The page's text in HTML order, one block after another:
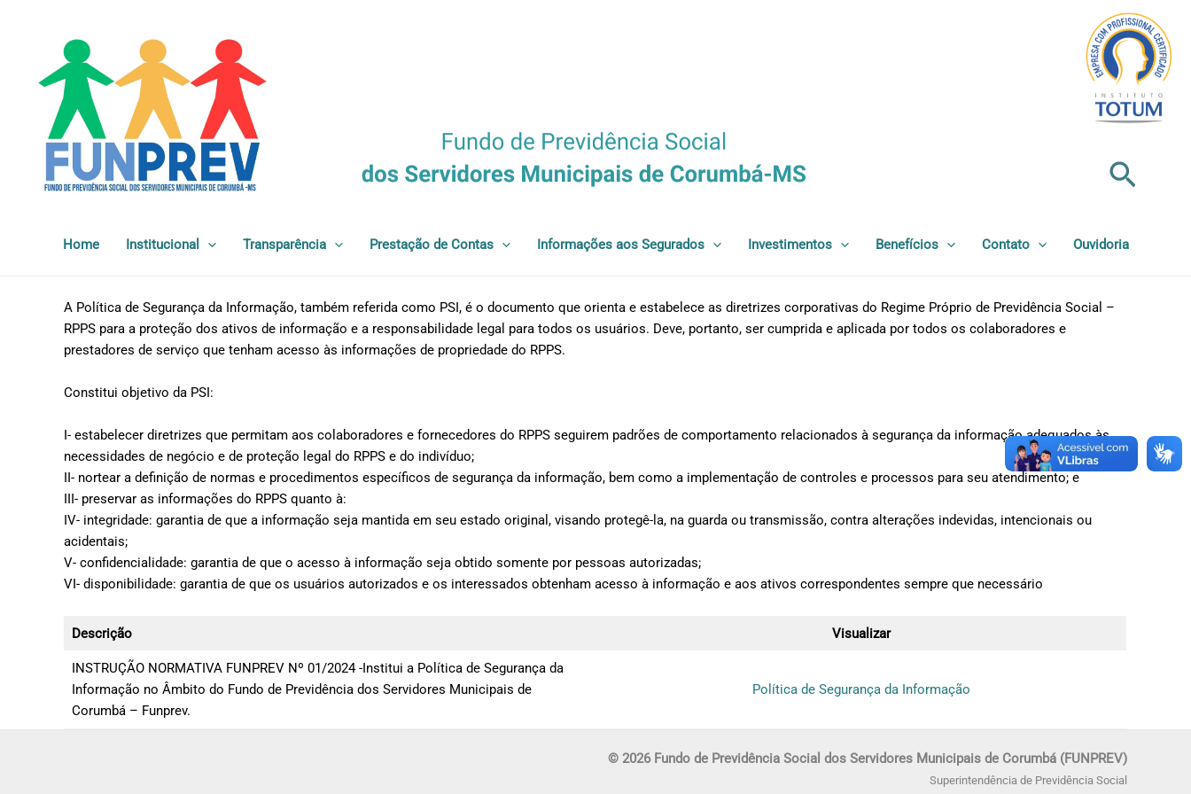
conteúdo
Home Institucional Transparência Prestação de Contas Informações aos Segurados Investimentos Benefícios Contato Ouvidoria
A Política de Segurança da Informação, também referida como PSI, é o documento que orienta e estabelece as diretrizes corporativas do Regime Próprio de Previdência Social –
RPPS para a proteção dos ativos de informação e a responsabilidade legal para todos os usuários. Deve, portanto, ser cumprida e aplicada por todos os colaboradores e
prestadores de serviço que tenham acesso às informações de propriedade do RPPS.
Constitui objetivo da PSI:
I- estabelecer diretrizes que permitam aos colaboradores e fornecedores do RPPS seguirem padrões de comportamento relacionados à segurança da informação adequados às
necessidades de negócio e de proteção legal do RPPS e do indivíduo;
II- nortear a definição de normas e procedimentos específicos de segurança da informação, bem como a implementação de controles e processos para seu atendimento; e
III- preservar as informações do RPPS quanto à:
IV- integridade: garantia de que a informação seja mantida em seu estado original, visando protegê-la, na guarda ou transmissão, contra alterações indevidas, intencionais ou
acidentais;
V- confidencialidade: garantia de que o acesso à informação seja obtido somente por pessoas autorizadas;
VI- disponibilidade: garantia de que os usuários autorizados e os interessados obtenham acesso à informação e aos ativos correspondentes sempre que necessário
Descrição Visualizar
INSTRUÇÃO NORMATIVA FUNPREV Nº 01/2024 -Institui a Política de Segurança da
Informação no Âmbito do Fundo de Previdência dos Servidores Municipais de
Corumbá – Funprev.
Política de Segurança da Informação
© 2026 Fundo de Previdência Social dos Servidores Municipais de Corumbá (FUNPREV)
Superintendência de Previdência Social